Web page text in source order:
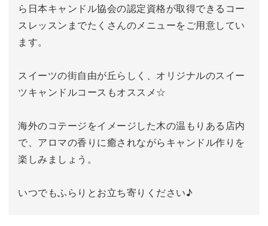
ら日本キャンドル協会の認定資格が取得できるコー
スレッスンまでたくさんのメニューをご用意してい
ます。
スイーツの街自由が丘らしく、オリジナルのスイー
ツキャンドルコースもオススメ☆
海外のコテージをイメージした木の温もりある店内
で、アロマの香りに癒されながらキャンドル作りを
楽しみましょう。
いつでもふらりとお立ち寄りください♪